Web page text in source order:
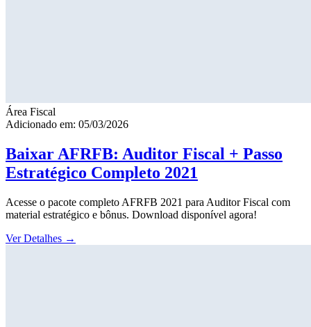
Área Fiscal
Adicionado em: 05/03/2026
Baixar AFRFB: Auditor Fiscal + Passo
Estratégico Completo 2021
Acesse o pacote completo AFRFB 2021 para Auditor Fiscal com
material estratégico e bônus. Download disponível agora!
Ver Detalhes →